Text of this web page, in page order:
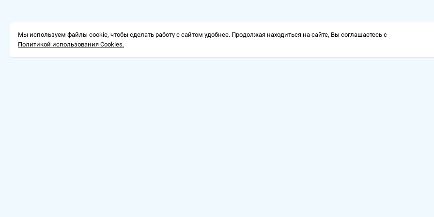
Мы используем файлы cookie, чтобы сделать работу с сайтом удобнее. Продолжая находиться на сайте, Вы соглашаетесь с
Политикой использования Cookies.